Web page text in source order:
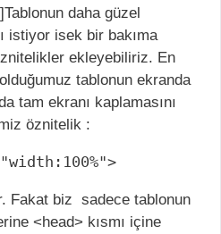
daha güzel
istiyor isek bir bakıma
ekleyebiliriz. En
tablonun ekranda
tam ekranı kaplamasını
öznitelik :
Fakat biz sadece tablonun
<head> kısmı içine